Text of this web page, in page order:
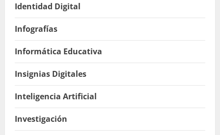
Identidad Digital
Infografías
Informática Educativa
Insignias Digitales
Inteligencia Artificial
Investigación